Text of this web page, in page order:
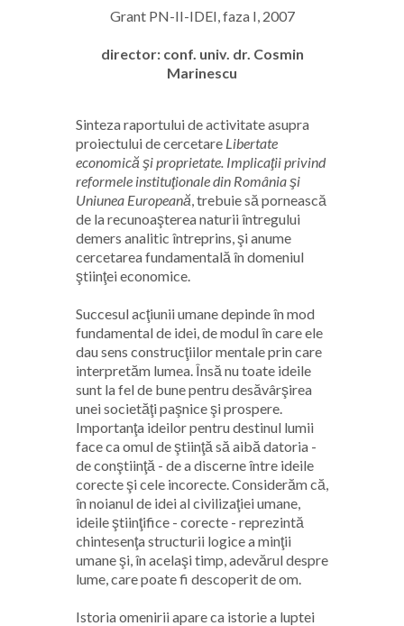
Grant PN-II-IDEI, faza I, 2007
director: conf. univ. dr. Cosmin
Marinescu
Sinteza raportului de activitate asupra
proiectului de cercetare Libertate
economică şi proprietate. Implicaţii privind
reformele instituţionale din România şi
Uniunea Europeană, trebuie să pornească
de la recunoaşterea naturii întregului
demers analitic întreprins, şi anume
cercetarea fundamentală în domeniul
ştiinţei economice.
Succesul acţiunii umane depinde în mod
fundamental de idei, de modul în care ele
dau sens construcţiilor mentale prin care
interpretăm lumea. Însă nu toate ideile
sunt la fel de bune pentru desăvârşirea
unei societăţi paşnice şi prospere.
Importanţa ideilor pentru destinul lumii
face ca omul de ştiinţă să aibă datoria -
de conştiinţă - de a discerne între ideile
corecte şi cele incorecte. Considerăm că,
în noianul de idei al civilizaţiei umane,
ideile ştiinţifice - corecte - reprezintă
chintesenţa structurii logice a minţii
umane şi, în acelaşi timp, adevărul despre
lume, care poate fi descoperit de om.
Istoria omenirii apare ca istorie a luptei